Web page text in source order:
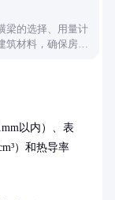
梁的选择、用量计
筑材料，确保房屋
以内）、表
）和热导率